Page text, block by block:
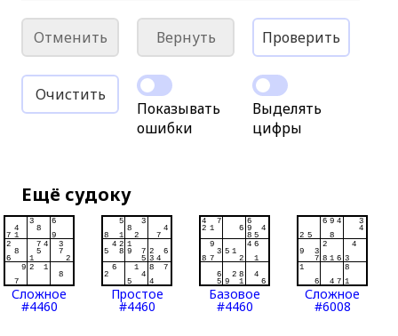
Отменить Вернуть Проверить
Очистить
Показывать
ошибки
Выделять
цифры
Ещё судоку
Сложное
#4460
Простое
#4460
Базовое
#4460
Сложное
#6008